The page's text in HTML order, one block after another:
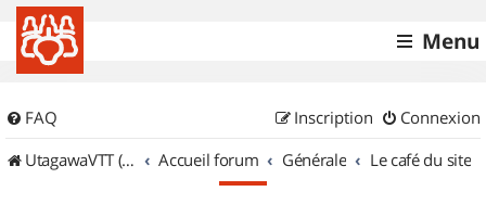
Menu
FAQ Connexion
Inscription
UtagawaVTT (Randos VTT et VTTAE avec traces GPS)
Accueil forum Générale Le café du site